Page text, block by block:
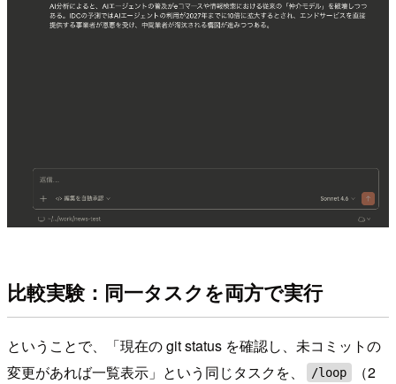
比較実験：同一タスクを両方で実行
ということで、「現在の git status を確認し、未コミットの
変更があれば一覧表示」という同じタスクを、
/loop
（2